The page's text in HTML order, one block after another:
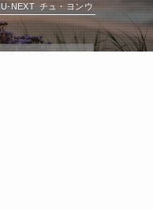
U-NEXT チュ・ヨンウ